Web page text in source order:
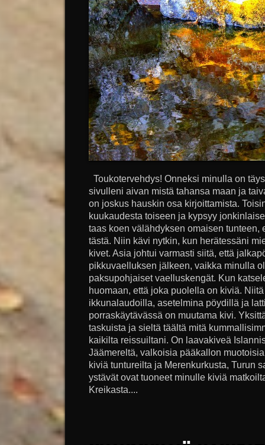
Toukotervehdys! Onneksi minulla on
sivulleni aivan mistä tahansa maan ja
on joskus hauskin osa kirjoittamista.
kuukaudesta toiseen ja kypsyy
taas koen välähdyksen omaisen tunteen,
tästä. Niin kävi nytkin, kun herätessäni
kivet. Asia johtui varmasti siitä, että
pikkuvaelluksen jälkeen, vaikka minulla
paksupohjaiset vaelluskengät. Kun
huomaan, että joka puolella on kiviä.
ikkunalaudoilla, asetelmina pöydillä ja
porraskäytävässä on muutama kivi.
taskuista ja sieltä täältä mitä
kaikilta reissuiltani. On laavakiveä
Jäämereltä, valkoisia pääkallon
kiviä tuntureilta ja Merenkurkusta, Turun
ystävät ovat tuoneet minulle kiviä
Kreikasta....